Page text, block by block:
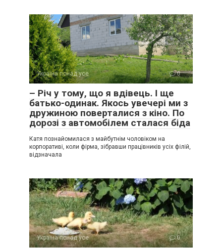
Україна понад усе 0
– Річ у тому, що я вдівець. І ще
батько-одинак. Якось увечері ми з
дружиною поверталися з кіно. По
дорозі з автомобілем сталася біда
Катя познайомилася з майбутнім чоловіком на
корпоративі, коли фірма, зібравши працівників усіх філій,
відзначала
Україна понад усе 0